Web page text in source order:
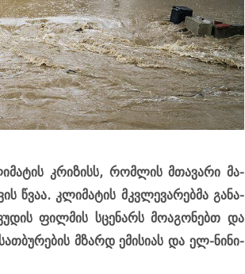
კრი­ზისს, რომ­ლის მთა­ვა­რი მა­
წვაა. კლი­მა­ტის მკვლე­ვა­რებ­მა გა­ნა­
ფილ­მის სცე­ნარს მო­ა­გო­ნებთ და
მზარდ ემი­სი­ას და ელ-ნი­ნი­